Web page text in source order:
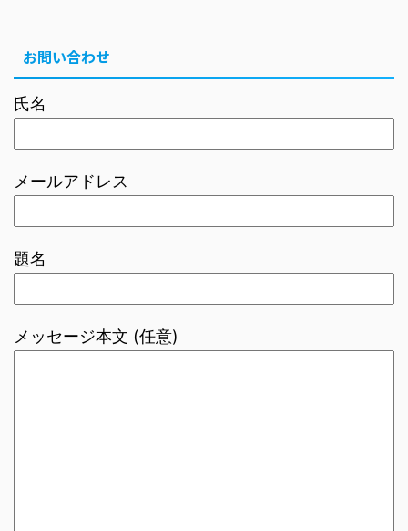
お問い合わせ
氏名
メールアドレス
題名
メッセージ本文 (任意)